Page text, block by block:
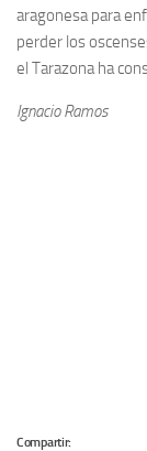
aragonesa para
perder los
el Tarazona ha
Ignacio Ramos
Compartir: